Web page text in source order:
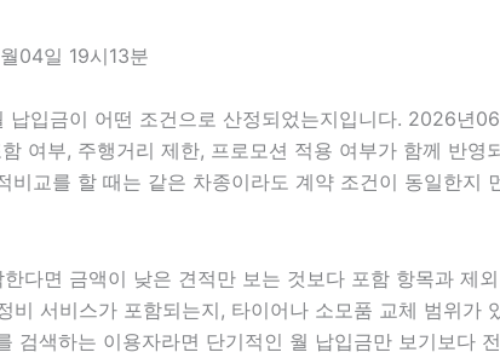
04일 19시13분
입금이 어떤 조건으로 산정되었는지입니다. 2026년
여부, 주행거리 제한, 프로모션 적용 여부가 함께 반
교를 할 때는 같은 차종이라도 계약 조건이 동일한
다면 금액이 낮은 견적만 보는 것보다 포함 항목과
비 서비스가 포함되는지, 타이어나 소모품 교체 범위
색하는 이용자라면 단기적인 월 납입금만 보기보다